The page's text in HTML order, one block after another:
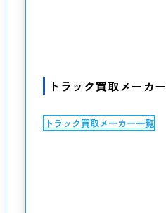
トラック買取メーカー
トラック買取メーカー一覧